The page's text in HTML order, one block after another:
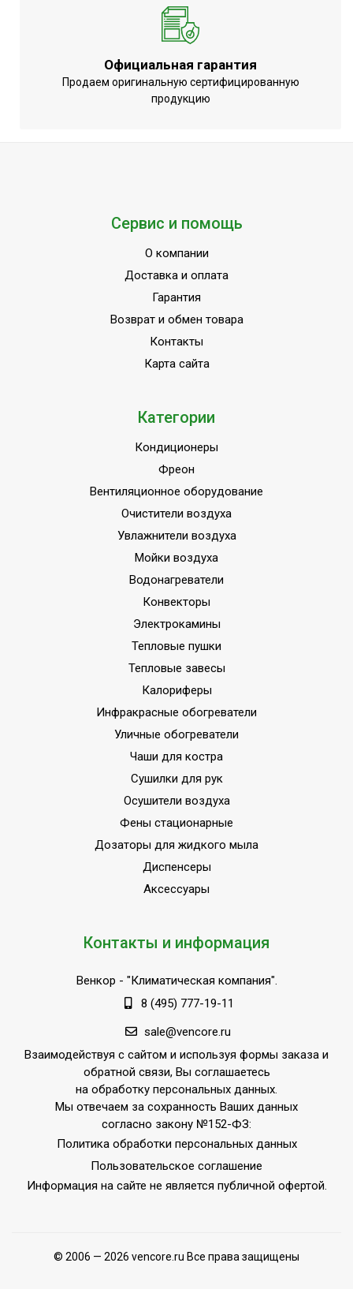
Официальная гарантия
Продаем оригинальную сертифицированную
продукцию
Сервис и помощь
О компании
Доставка и оплата
Гарантия
Возврат и обмен товара
Контакты
Карта сайта
Категории
Кондиционеры
Фреон
Вентиляционное оборудование
Очистители воздуха
Увлажнители воздуха
Мойки воздуха
Водонагреватели
Конвекторы
Электрокамины
Тепловые пушки
Тепловые завесы
Калориферы
Инфракрасные обогреватели
Уличные обогреватели
Чаши для костра
Сушилки для рук
Осушители воздуха
Фены стационарные
Дозаторы для жидкого мыла
Диспенсеры
Аксессуары
Контакты и информация
Венкор - "Климатическая компания".
8 (495) 777-19-11
sale@vencore.ru
Взаимодействуя с сайтом и используя формы заказа и
обратной связи, Вы соглашаетесь
на обработку персональных данных.
Мы отвечаем за сохранность Ваших данных
согласно закону №152-ФЗ:
Политика обработки персональных данных
Пользовательское соглашение
Информация на сайте не является публичной офертой.
© 2006 — 2026 vencore.ru Все права защищены